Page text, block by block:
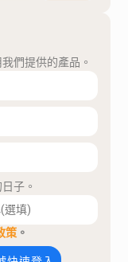
們提供的產品。
子。
策 。